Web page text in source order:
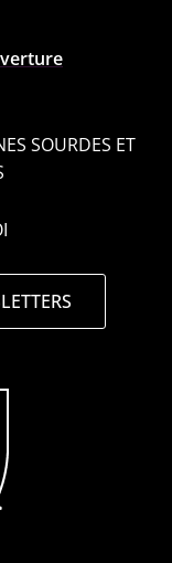
SOURDES ET